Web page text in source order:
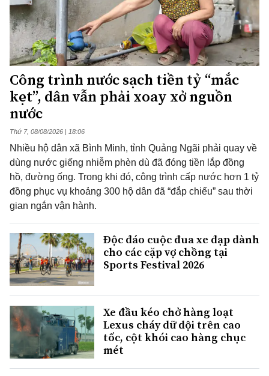
Công trình nước sạch tiền tỷ “mắc
kẹt”, dân vẫn phải xoay xở nguồn
nước
Thứ 7, 08/08/2026 | 18:06
Nhiều hộ dân xã Bình Minh, tỉnh Quảng Ngãi phải quay về
dùng nước giếng nhiễm phèn dù đã đóng tiền lắp đồng
hồ, đường ống. Trong khi đó, công trình cấp nước hơn 1 tỷ
đồng phục vụ khoảng 300 hộ dân đã “đắp chiếu” sau thời
gian ngắn vận hành.
Độc đáo cuộc đua xe đạp dành
cho các cặp vợ chồng tại
Sports Festival 2026
Xe đầu kéo chở hàng loạt
Lexus cháy dữ dội trên cao
tốc, cột khói cao hàng chục
mét